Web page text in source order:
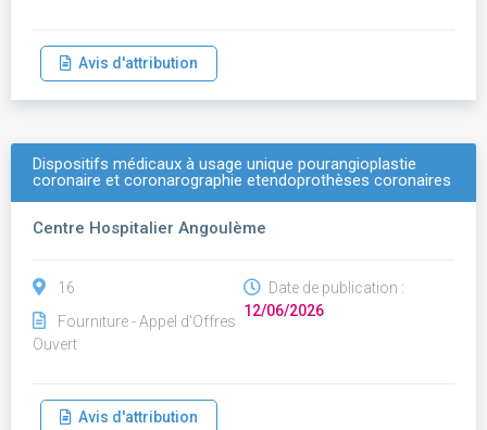
Avis d'attribution
Dispositifs médicaux à usage unique pourangioplastie
coronaire et coronarographie etendoprothèses coronaires
Centre Hospitalier Angoulème
16
Fourniture - Appel d'Offres
Ouvert
Date de publication :
12/06/2026
Avis d'attribution